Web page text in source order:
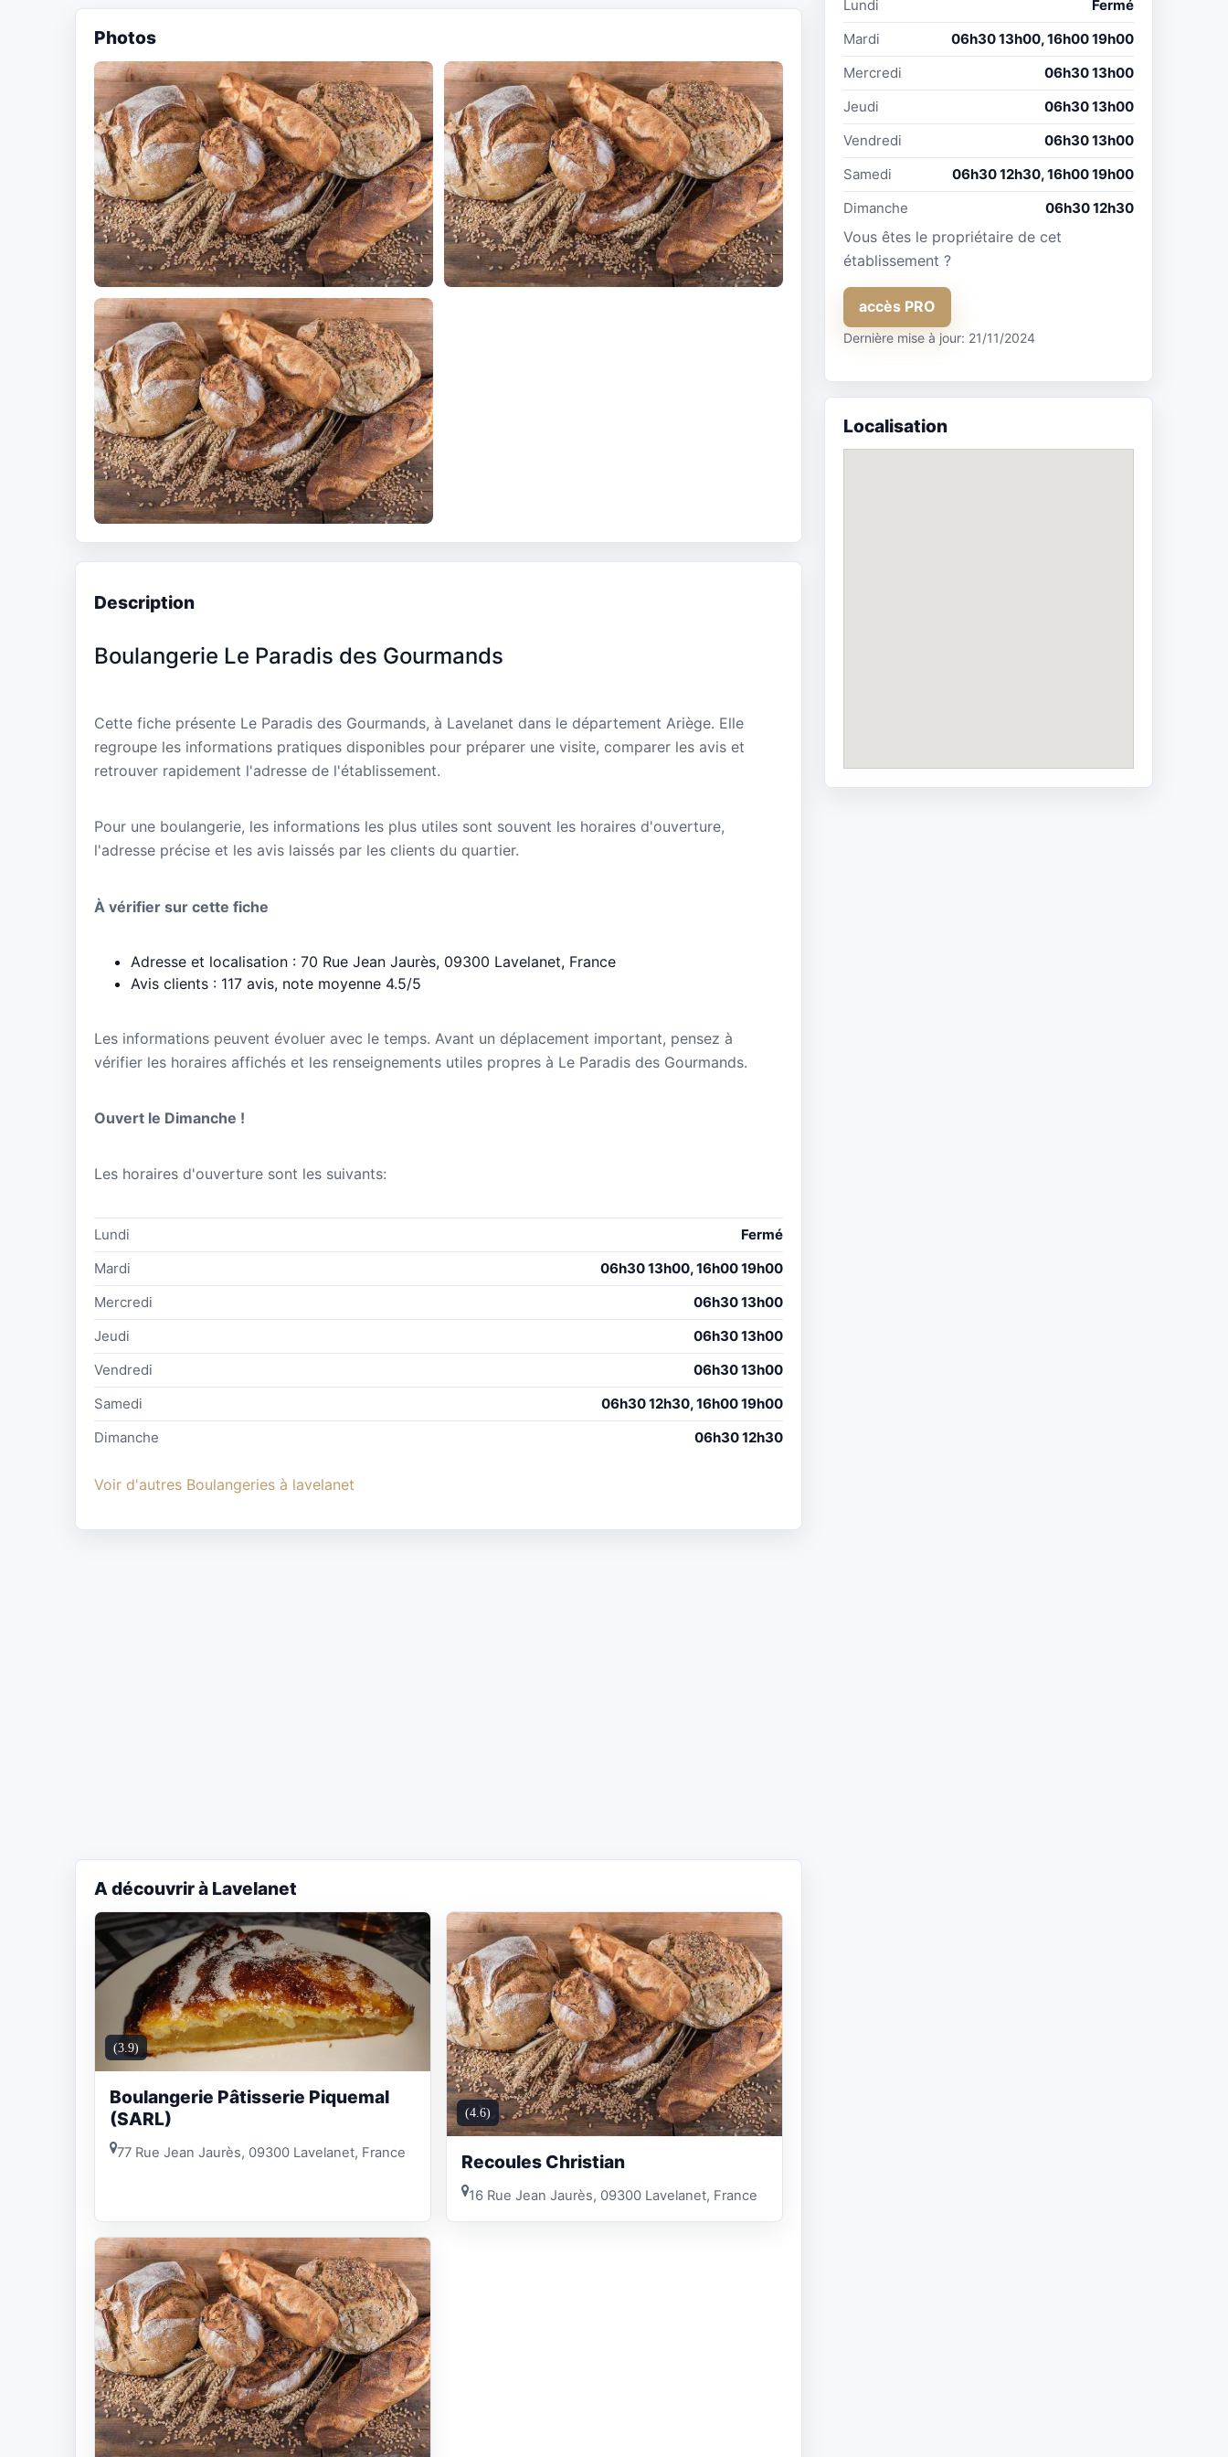
Photos
Description
Boulangerie Le Paradis des Gourmands
Cette fiche présente Le Paradis des Gourmands, à Lavelanet dans le département Ariège. Elle
regroupe les informations pratiques disponibles pour préparer une visite, comparer les avis et
retrouver rapidement l'adresse de l'établissement.
Pour une boulangerie, les informations les plus utiles sont souvent les horaires d'ouverture,
l'adresse précise et les avis laissés par les clients du quartier.
À vérifier sur cette fiche
Adresse et localisation : 70 Rue Jean Jaurès, 09300 Lavelanet, France
Avis clients : 117 avis, note moyenne 4.5/5
Les informations peuvent évoluer avec le temps. Avant un déplacement important, pensez à
vérifier les horaires affichés et les renseignements utiles propres à Le Paradis des Gourmands.
Ouvert le Dimanche !
Les horaires d'ouverture sont les suivants:
Lundi
Fermé
Mardi
06h30 13h00, 16h00 19h00
Mercredi
06h30 13h00
Jeudi
06h30 13h00
Vendredi
06h30 13h00
Samedi
06h30 12h30, 16h00 19h00
Dimanche
06h30 12h30
Voir d'autres Boulangeries à lavelanet
A découvrir à Lavelanet
(3.9)
Boulangerie Pâtisserie Piquemal
(SARL)
77 Rue Jean Jaurès, 09300 Lavelanet, France
(4.6)
Recoules Christian
16 Rue Jean Jaurès, 09300 Lavelanet, France
Lundi
Fermé
Mardi
06h30 13h00, 16h00 19h00
Mercredi
06h30 13h00
Jeudi
06h30 13h00
Vendredi
06h30 13h00
Samedi
06h30 12h30, 16h00 19h00
Dimanche
06h30 12h30
Vous êtes le propriétaire de cet
établissement ?
accès PRO
Dernière mise à jour: 21/11/2024
Localisation